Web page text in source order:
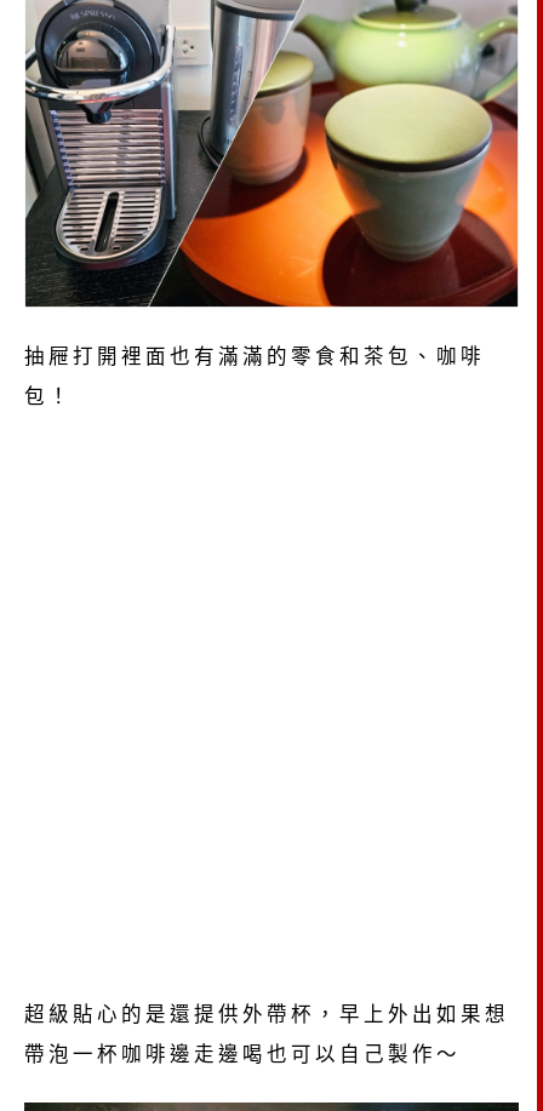
抽屜打開裡面也有滿滿的零食和茶包、咖啡
包！
超級貼心的是還提供外帶杯，早上外出如果想
帶泡一杯咖啡邊走邊喝也可以自己製作～